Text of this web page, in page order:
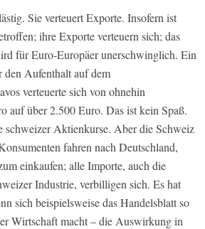
Sie verteuert Exporte. Insofern ist
ihre Exporte verteuern sich; das
für Euro-Europäer unerschwinglich. Ein
Aufenthalt auf dem
verteuerte sich von ohnehin
auf über 2.500 Euro. Das ist kein Spaß.
schweizer Aktienkurse. Aber die Schweiz
fahren nach Deutschland,
einkaufen; alle Importe, auch die
Industrie, verbilligen sich. Es hat
sich beispielsweise das Handelsblatt so
Wirtschaft macht – die Auswirkung in